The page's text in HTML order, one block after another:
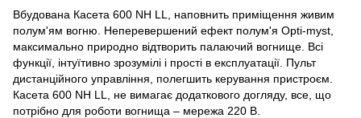
Вбудована Касета 600 NH LL, наповнить приміщення живим
полум'ям вогню. Неперевершений ефект полум'я Opti-myst,
максимально природно відтворить палаючий вогнище. Всі
функції, інтуїтивно зрозумілі і прості в експлуатації. Пульт
дистанційного управління, полегшить керування пристроєм.
Касета 600 NH LL, не вимагає додаткового догляду, все, що
потрібно для роботи вогнища – мережа 220 В.